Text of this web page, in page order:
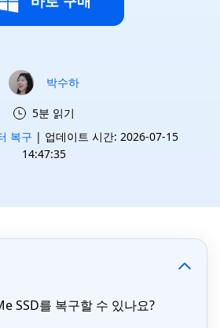
박수하
5분 읽기
복구 | 업데이트 시간: 2026-07-15
14:47:35
SSD를 복구할 수 있나요?